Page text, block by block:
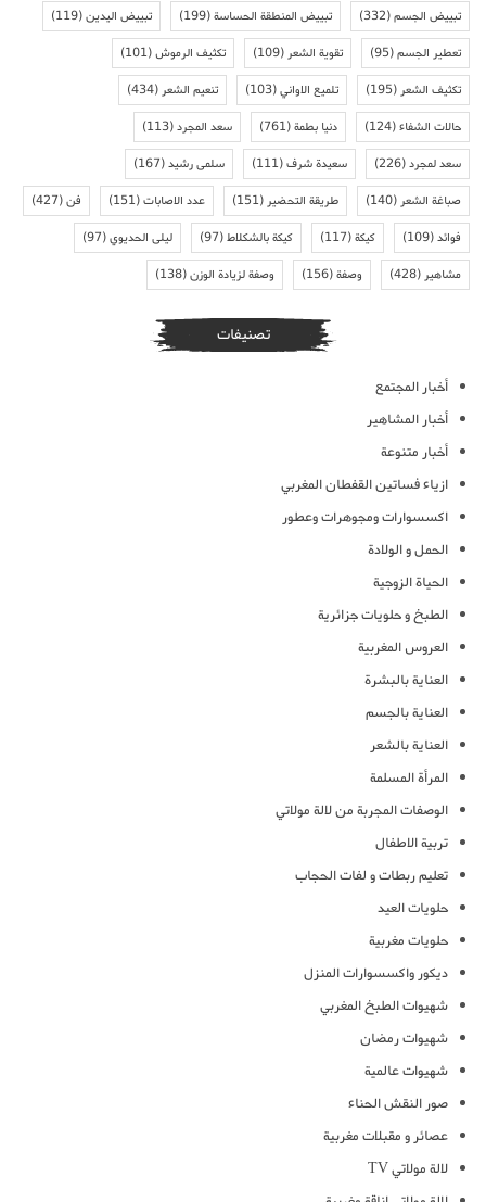
تبييض الجسم(332) تبييض المنطقة الحساسة(199) تبييض اليدين(119)
تعطير الجسم(95) تقوية الشعر(109) تكثيف الرموش(101)
تكثيف الشعر(195) تلميع الاواني(103) تنعيم الشعر(434)
حالات الشفاء(124) دنيا بطمة(761) سعد المجرد(113)
سعد لمجرد(226) سعيدة شرف(111) سلمى رشيد(167)
صباغة الشعر(140) طريقة التحضير(151) عدد الاصابات(151) فن(427)
فوائد(109) كيكة(117) كيكة بالشكلاط(97) ليلى الحديوي(97)
مشاهير(428) وصفة(156) وصفة لزيادة الوزن(138)
تصنيفات
أخبار المجتمع
أخبار المشاهير
أخبار متنوعة
ازياء فساتين القفطان المغربي
اكسسوارات ومجوهرات وعطور
الحمل و الولادة
الحياة الزوجية
الطبخ و حلويات جزائرية
العروس المغربية
العناية بالبشرة
العناية بالجسم
العناية بالشعر
المرأة المسلمة
الوصفات المجربة من لالة مولاتي
تربية الاطفال
تعليم ربطات و لفات الحجاب
حلويات العيد
حلويات مغربية
ديكور واكسسوارات المنزل
شهيوات الطبخ المغربي
شهيوات رمضان
شهيوات عالمية
صور النقش الحناء
عصائر و مقبلات مغربية
لالة مولاتي TV